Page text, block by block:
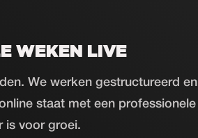
WEKEN LIVE
We werken gestructureerd en
staat met een professionele
is voor groei.